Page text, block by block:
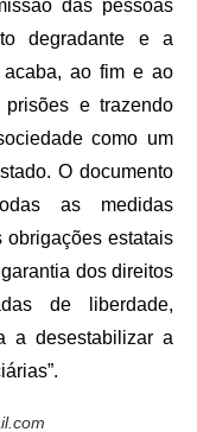
das pessoas
degradante e a
acaba, ao fim e ao
e trazendo
como um
O documento
as medidas
obrigações estatais
dos direitos
de liberdade,
a desestabilizar a